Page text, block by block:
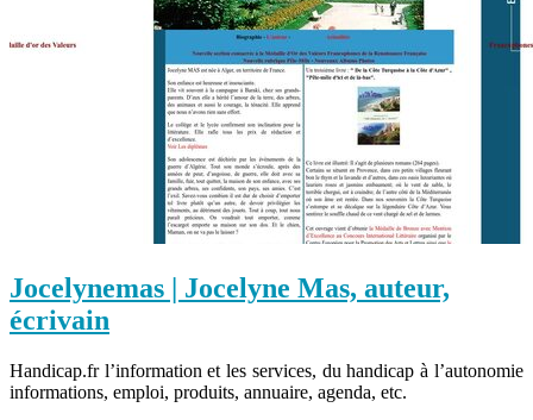
Jocelynemas | Jocelyne Mas, auteur,
écrivain
Handicap.fr l’information et les services, du handicap à l’autonomie
informations, emploi, produits, annuaire, agenda, etc.